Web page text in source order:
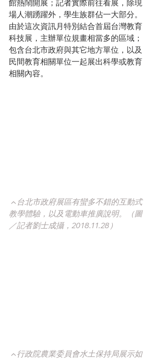
館熱鬧開展；記者實際前往看展，除現
場人潮踴躍外，學生族群佔一大部分。
由於這次資訊月特別結合首屆台灣教育
科技展，主辦單位規畫相當多的區域；
包含台北市政府與其它地方單位，以及
民間教育相關單位一起展出科學或教育
相關內容。
▲台北市政府展區有蠻多不錯的互動式
教學體驗，以及電動車推廣說明。（圖
／記者劉士成攝，2018.11.28）
▲行政院農業委員會水土保持局展示如